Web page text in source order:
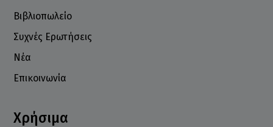
Βιβλιοπωλείο
Συχνές Ερωτήσεις
Νέα
Επικοινωνία
Χρήσιμα